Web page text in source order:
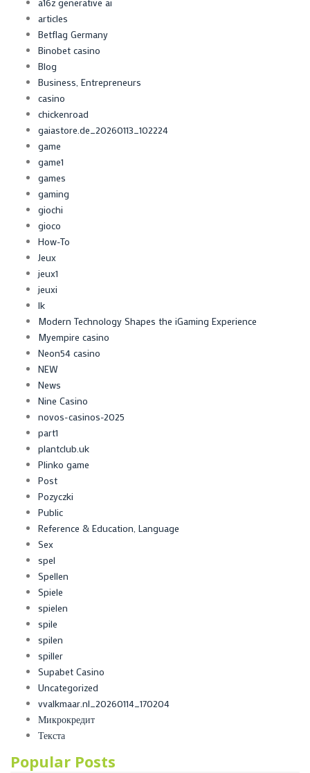
articles
Betflag Germany
Binobet casino
Blog
Business, Entrepreneurs
casino
chickenroad
gaiastore.de_20260113_102224
game
game1
games
gaming
giochi
gioco
How-To
Jeux
jeux1
jeuxi
lk
Modern Technology Shapes the iGaming Experience
Myempire casino
Neon54 casino
NEW
News
Nine Casino
novos-casinos-2025
part1
plantclub.uk
Plinko game
Post
Pozyczki
Public
Reference & Education, Language
Sex
spel
Spellen
Spiele
spielen
spile
spilen
spiller
Supabet Casino
Uncategorized
vvalkmaar.nl_20260114_170204
Микрокредит
Текста
Popular Posts